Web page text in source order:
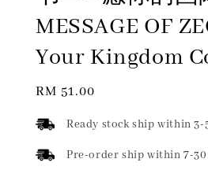
MESSAGE OF
Your Kingdom
Regular
RM 51.00
Ready stock ship within 3-
Pre-order ship within 7-